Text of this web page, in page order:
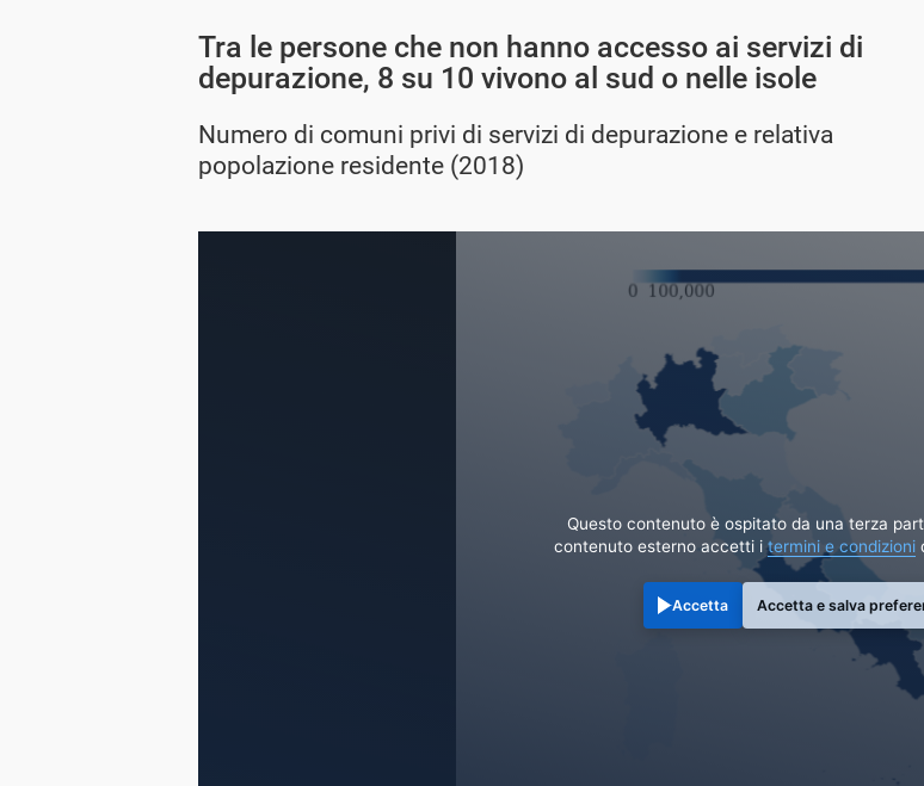
Tra le persone che non hanno accesso ai servizi di
depurazione, 8 su 10 vivono al sud o nelle isole
Numero di comuni privi di servizi di depurazione e relativa
popolazione residente (2018)
Questo contenuto è ospitato da una terza
contenuto esterno accetti itermini e condizioni
Accetta Accetta e salva